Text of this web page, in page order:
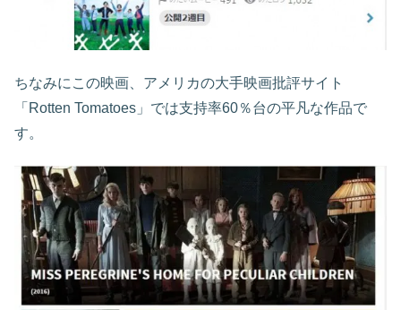
ちなみにこの映画、アメリカの大手映画批評サイト
「Rotten Tomatoes」では支持率60％台の平凡な作品で
す。